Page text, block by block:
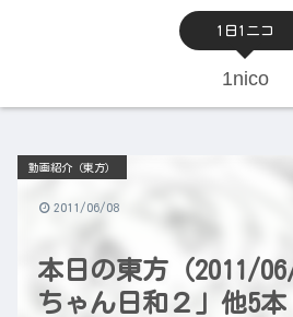
1日1ニコ
1nico
本日の東方（2011/
ちゃん日和２」他5本
動画紹介（東方）
2011/06/08